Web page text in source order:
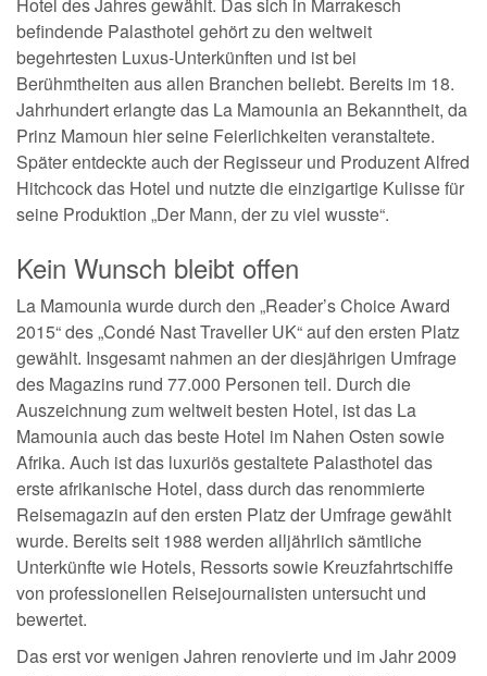
Hotel des Jahres gewählt. Das sich in Marrakesch
befindende Palasthotel gehört zu den weltweit
begehrtesten Luxus-Unterkünften und ist bei
Berühmtheiten aus allen Branchen beliebt. Bereits im 18.
Jahrhundert erlangte das La Mamounia an Bekanntheit, da
Prinz Mamoun hier seine Feierlichkeiten veranstaltete.
Später entdeckte auch der Regisseur und Produzent Alfred
Hitchcock das Hotel und nutzte die einzigartige Kulisse für
seine Produktion „Der Mann, der zu viel wusste“.
Kein Wunsch bleibt offen
La Mamounia wurde durch den „Reader’s Choice Award
2015“ des „Condé Nast Traveller UK“ auf den ersten Platz
gewählt. Insgesamt nahmen an der diesjährigen Umfrage
des Magazins rund 77.000 Personen teil. Durch die
Auszeichnung zum weltweit besten Hotel, ist das La
Mamounia auch das beste Hotel im Nahen Osten sowie
Afrika. Auch ist das luxuriös gestaltete Palasthotel das
erste afrikanische Hotel, dass durch das renommierte
Reisemagazin auf den ersten Platz der Umfrage gewählt
wurde. Bereits seit 1988 werden alljährlich sämtliche
Unterkünfte wie Hotels, Ressorts sowie Kreuzfahrtschiffe
von professionellen Reisejournalisten untersucht und
bewertet.
Das erst vor wenigen Jahren renovierte und im Jahr 2009